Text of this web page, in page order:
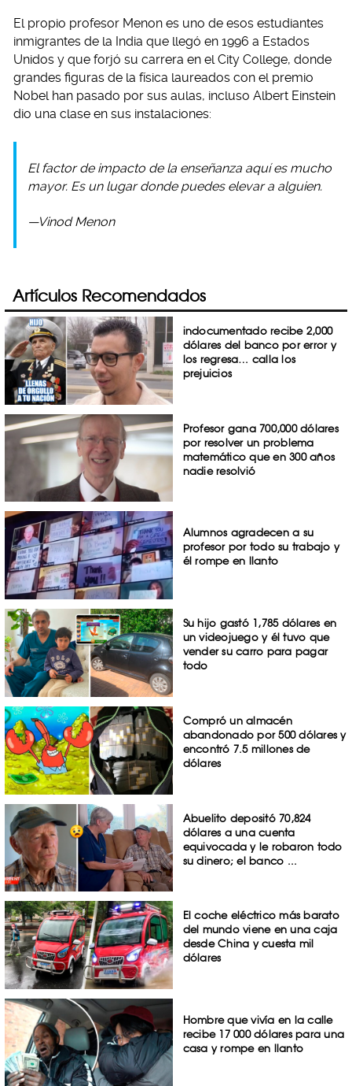
El propio profesor Menon es uno de esos estudiantes
inmigrantes de la India que llegó en 1996 a Estados
Unidos y que forjó su carrera en el City College, donde
grandes figuras de la física laureados con el premio
Nobel han pasado por sus aulas, incluso Albert Einstein
dio una clase en sus instalaciones:
El factor de impacto de la enseñanza aquí es mucho
mayor. Es un lugar donde puedes elevar a alguien.
—Vinod Menon
Artículos Recomendados
indocumentado recibe 2,000
dólares del banco por error y
los regresa… calla los
prejuicios
Profesor gana 700,000 dólares
por resolver un problema
matemático que en 300 años
nadie resolvió
Alumnos agradecen a su
profesor por todo su trabajo y
él rompe en llanto
Su hijo gastó 1,785 dólares en
un videojuego y él tuvo que
vender su carro para pagar
todo
Compró un almacén
abandonado por 500 dólares y
encontró 7.5 millones de
dólares
Abuelito depositó 70,824
dólares a una cuenta
equivocada y le robaron todo
su dinero; el banco ...
El coche eléctrico más barato
del mundo viene en una caja
desde China y cuesta mil
dólares
Hombre que vivía en la calle
recibe 17 000 dólares para una
casa y rompe en llanto